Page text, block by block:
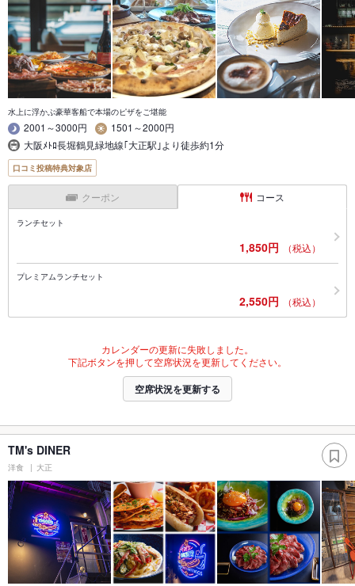
水上に浮かぶ豪華客船で本場のピザをご堪能
2001～3000円
1501～2000円
大阪ﾒﾄﾛ長堀鶴見緑地線｢大正駅｣より徒歩約1分
口コミ投稿特典対象店
クーポン コース
ランチセット
1,850円 （税込）
プレミアムランチセット
2,550円 （税込）
カレンダーの更新に失敗しました。
下記ボタンを押して空席状況を更新してください。
空席状況を更新する
TM's DINER
洋食 大正